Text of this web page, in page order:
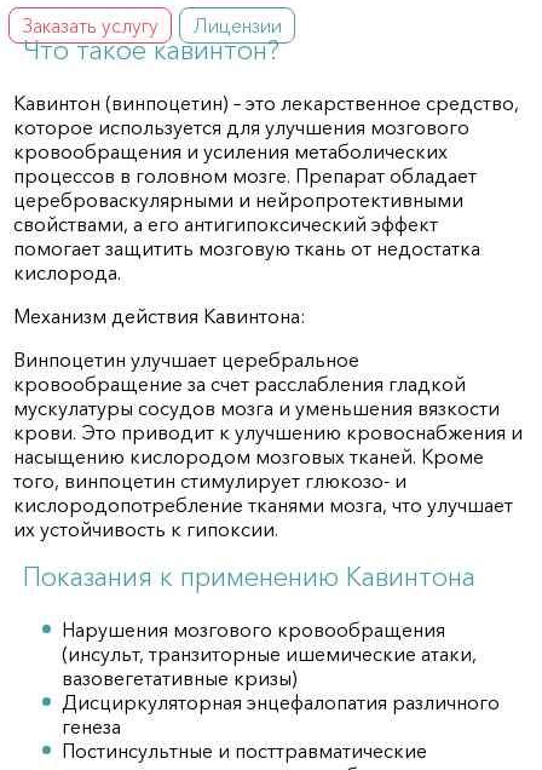
Заказать услугу Лицензии
Что такое кавинтон?
Кавинтон (винпоцетин) – это лекарственное средство,
которое используется для улучшения мозгового
кровообращения и усиления метаболических
процессов в головном мозге. Препарат обладает
цереброваскулярными и нейропротективными
свойствами, а его антигипоксический эффект
помогает защитить мозговую ткань от недостатка
кислорода.
Механизм действия Кавинтона:
Винпоцетин улучшает церебральное
кровообращение за счет расслабления гладкой
мускулатуры сосудов мозга и уменьшения вязкости
крови. Это приводит к улучшению кровоснабжения и
насыщению кислородом мозговых тканей. Кроме
того, винпоцетин стимулирует глюкозо- и
кислородопотребление тканями мозга, что улучшает
их устойчивость к гипоксии.
Показания к применению Кавинтона
Нарушения мозгового кровообращения
(инсульт, транзиторные ишемические атаки,
вазовегетативные кризы)
Дисциркуляторная энцефалопатия различного
генеза
Постинсультные и посттравматические